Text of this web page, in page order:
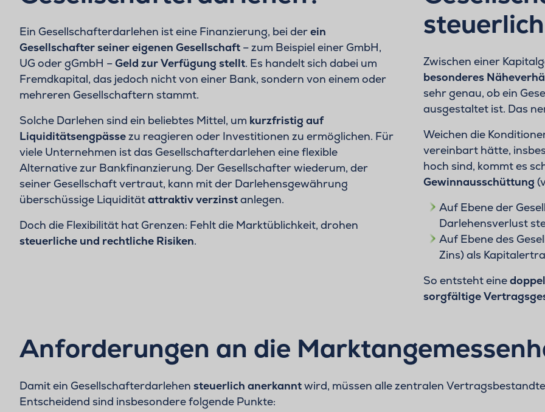
Ein Gesellschafterdarlehen ist eine Finanzierung, bei derein
Gesellschafter seiner eigenen Gesellschaft – zum Beispiel einer GmbH,
UG oder gGmbH –Geld zur Verfügung stellt. Es handelt sich dabei um
Fremdkapital, das jedoch nicht von einer Bank, sondern von einem oder
mehreren Gesellschaftern stammt.
Solche Darlehen sind ein beliebtes Mittel, um kurzfristig auf
Liquiditätsengpässezu reagieren oder Investitionen zu ermöglichen. Für
viele Unternehmen ist das Gesellschafterdarlehen eine flexible
Alternative zur Bankfinanzierung. Der Gesellschafter wiederum, der
seiner Gesellschaft vertraut, kann mit der Darlehensgewährung
überschüssige Liquiditätattraktiv verzinstanlegen.
Doch die Flexibilität hat Grenzen: Fehlt die Marktüblichkeit, drohen
steuerliche und rechtliche Risiken.
Zwischen einer
besonderes
sehr genau, ob ein
ausgestaltet ist. Das
Weichen die
vereinbart hätte,
hoch sind, kommt es
Gewinnausschüttung
Auf Ebene der
Darlehensverlust
Auf Ebene des
Zins) als
So entsteht eine
sorgfältige
Anforderungen an die
Damit ein Gesellschafterdarlehen steuerlich anerkanntwird, müssen alle zentralen
Entscheidend sind insbesondere folgende Punkte: